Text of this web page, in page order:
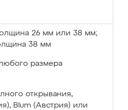
26 мм или 38 мм;
38 мм
размера
открывания,
Blum (Австрия) или